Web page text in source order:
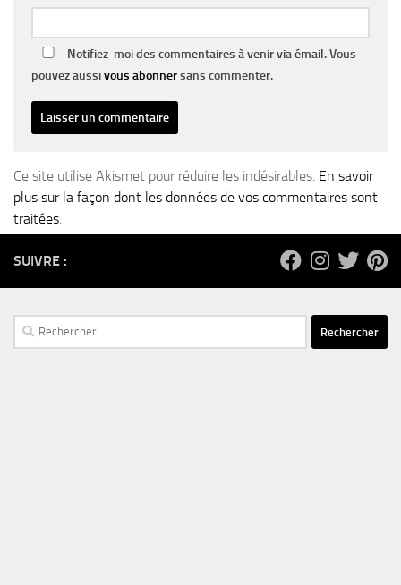
Notifiez-moi des commentaires à venir via émail. Vous
pouvez aussivous abonnersans commenter.
Ce site utilise Akismet pour réduire les indésirables. En savoir
plus sur la façon dont les données de vos commentaires sont
traitées.
SUIVRE :
Rechercher :